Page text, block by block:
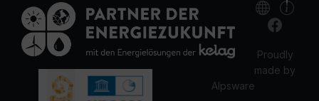
Proudly
made by
Alpsware